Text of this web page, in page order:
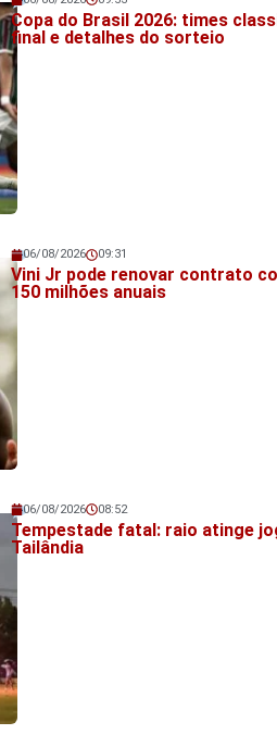
Copa do Brasil 2026: times
final e detalhes do sorteio
Veja também!
06/08/2026 09:31
Vini Jr pode renovar contrato
150 milhões anuais
Veja também!
06/08/2026 08:52
Tempestade fatal: raio atinge
Tailândia